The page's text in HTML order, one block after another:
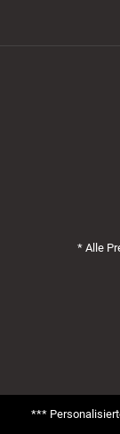
* Alle
***